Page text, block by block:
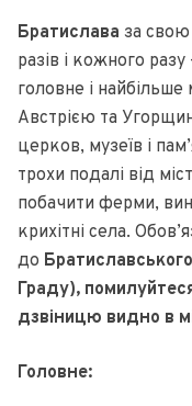
Братислава за
разів і кожного
головне і
Австрією та
церков, музеїв і
трохи подалі від
побачити ферми,
крихітні села.
до
Граду),
дзвіницю видно в
Головне: